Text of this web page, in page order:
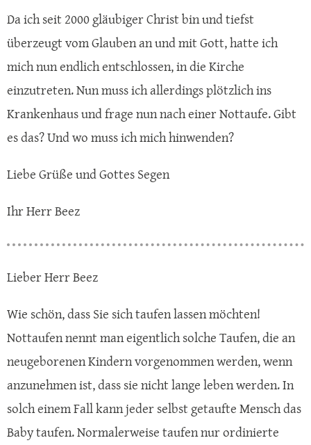
Da ich seit 2000 gläubiger Christ bin und tiefst
überzeugt vom Glauben an und mit Gott, hatte ich
mich nun endlich entschlossen, in die Kirche
einzutreten. Nun muss ich allerdings plötzlich ins
Krankenhaus und frage nun nach einer Nottaufe. Gibt
es das? Und wo muss ich mich hinwenden?
Liebe Grüße und Gottes Segen
Ihr Herr Beez
Lieber Herr Beez
Wie schön, dass Sie sich taufen lassen möchten!
Nottaufen nennt man eigentlich solche Taufen, die an
neugeborenen Kindern vorgenommen werden, wenn
anzunehmen ist, dass sie nicht lange leben werden. In
solch einem Fall kann jeder selbst getaufte Mensch das
Baby taufen. Normalerweise taufen nur ordinierte